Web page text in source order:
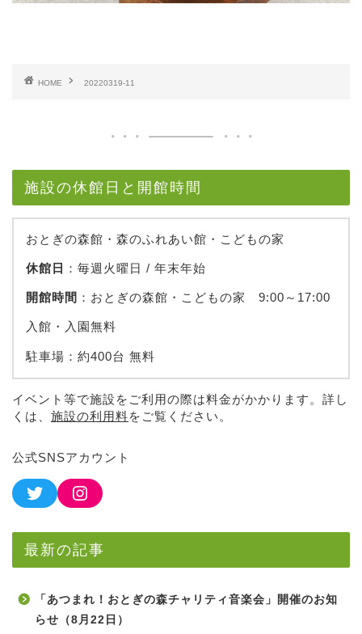
HOME 20220319-11
施設の休館日と開館時間
おとぎの森館・森のふれあい館・こどもの家
休館日 ：毎週火曜日 / 年末年始
開館時間 ：おとぎの森館・こどもの家 9:00～17:00
入館・入園無料
駐車場：約400台 無料
イベント等で施設をご利用の際は料金がかかります。詳し
くは、 施設の利用料をご覧ください。
公式SNSアカウント
最新の記事
「あつまれ！おとぎの森チャリティ音楽会」開催のお知
らせ（8月22日）